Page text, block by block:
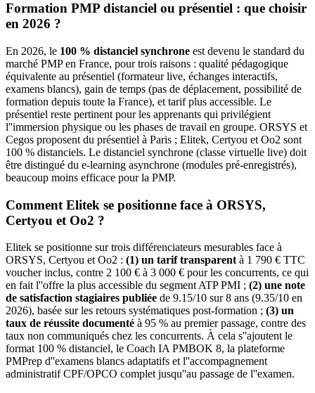
Formation PMP distanciel ou présentiel : que choisir
en 2026 ?
En 2026, le 100 % distanciel synchrone est devenu le standard du
marché PMP en France, pour trois raisons : qualité pédagogique
équivalente au présentiel (formateur live, échanges interactifs,
examens blancs), gain de temps (pas de déplacement, possibilité de
formation depuis toute la France), et tarif plus accessible. Le
présentiel reste pertinent pour les apprenants qui privilégient
l''immersion physique ou les phases de travail en groupe. ORSYS et
Cegos proposent du présentiel à Paris ; Elitek, Certyou et Oo2 sont
100 % distanciels. Le distanciel synchrone (classe virtuelle live) doit
être distingué du e-learning asynchrone (modules pré-enregistrés),
beaucoup moins efficace pour la PMP.
Comment Elitek se positionne face à ORSYS,
Certyou et Oo2 ?
Elitek se positionne sur trois différenciateurs mesurables face à
ORSYS, Certyou et Oo2 : (1) un tarif transparent à 1 790 € TTC
voucher inclus, contre 2 100 € à 3 000 € pour les concurrents, ce qui
en fait l''offre la plus accessible du segment ATP PMI ; (2) une note
de satisfaction stagiaires publiée de 9.15/10 sur 8 ans (9.35/10 en
2026), basée sur les retours systématiques post-formation ; (3) un
taux de réussite documenté à 95 % au premier passage, contre des
taux non communiqués chez les concurrents. À cela s''ajoutent le
format 100 % distanciel, le Coach IA PMBOK 8, la plateforme
PMPrep d''examens blancs adaptatifs et l''accompagnement
administratif CPF/OPCO complet jusqu''au passage de l''examen.